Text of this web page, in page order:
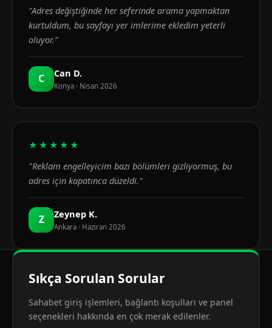
"Adres değiştiğinde her seferinde arama yapmaktan
kurtuldum, bu sayfayı yer imlerime ekledim yeterli
oluyor."
C Can D.
Konya · Nisan 2026
★★★★★
"Reklam engelleyicim bazı bölümleri gizliyormuş, bu
adres için kapatınca düzeldi."
Z Zeynep K.
Ankara · Haziran 2026
Sıkça Sorulan Sorular
Sahabet giriş işlemleri, bağlantı koşulları ve panel
seçenekleri hakkında en çok merak edilenler.